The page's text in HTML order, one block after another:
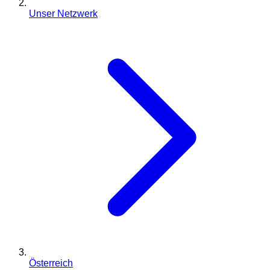
Unser Netzwerk
Österreich